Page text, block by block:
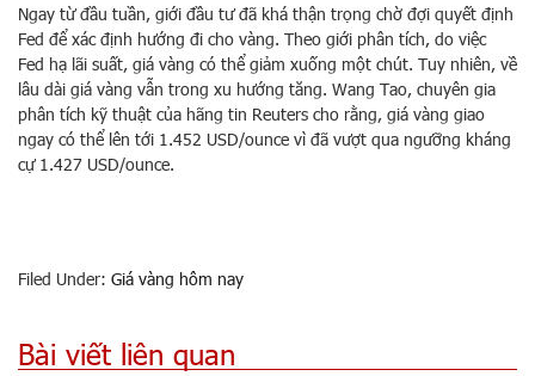
Ngay từ đầu tuần, giới đầu tư đã khá thận trọng chờ đợi quyết định
Fed để xác định hướng đi cho vàng. Theo giới phân tích, do việc
Fed hạ lãi suất, giá vàng có thể giảm xuống một chút. Tuy nhiên, về
lâu dài giá vàng vẫn trong xu hướng tăng. Wang Tao, chuyên gia
phân tích kỹ thuật của hãng tin Reuters cho rằng, giá vàng giao
ngay có thể lên tới 1.452 USD/ounce vì đã vượt qua ngưỡng kháng
cự 1.427 USD/ounce.
Filed Under: Giá vàng hôm nay
Bài viết liên quan